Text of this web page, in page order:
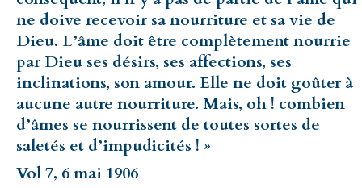
ne doive recevoir sa nourriture et sa vie de
Dieu. L’âme doit être complètement nourrie
par Dieu ses désirs, ses affections, ses
inclinations, son amour. Elle ne doit goûter à
aucune autre nourriture. Mais, oh ! combien
d’âmes se nourrissent de toutes sortes de
saletés et d’impudicités ! »
Vol 7, 6 mai 1906